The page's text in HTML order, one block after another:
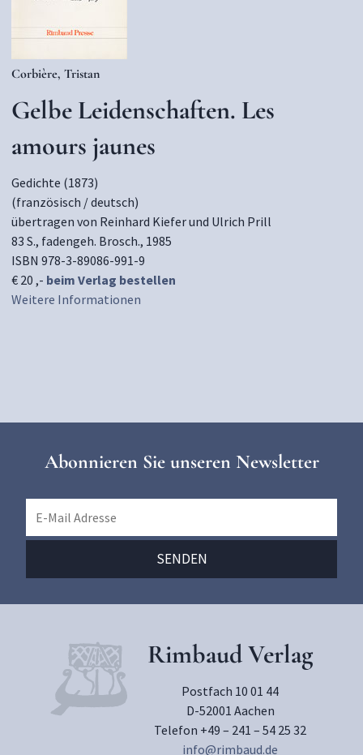
Corbière, Tristan
Gelbe Leidenschaften. Les
amours jaunes
Gedichte (1873)
(französisch / deutsch)
übertragen von Reinhard Kiefer und Ulrich Prill
83 S., fadengeh. Brosch., 1985
ISBN 978-3-89086-991-9
€ 20 ,- beim Verlag bestellen
Weitere Informationen
Abonnieren Sie unseren Newsletter
Rimbaud Verlag
Postfach 10 01 44
D-52001 Aachen
Telefon +49 – 241 – 54 25 32
info@rimbaud.de